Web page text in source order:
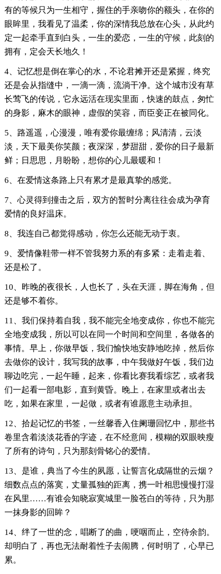
有的等候只为一生相守，握住的手亲吻你的额头，在你的
眼眸里，我看见了温柔，你的深情我总放在心头，从此约
定一起牵手直到白头，一生的爱恋，一生的守候，此刻的
拥有，定会天长地久！
4、记忆想是倒在掌心的水，不论君摊开还是紧握，终究
还是会从指缝中，一滴一滴，流淌干净。这个城市没有草
长莺飞的传说，它永远活在现实里面，快速的鼓点，匆忙
的身影，麻木的眼神，虚假的笑容，而臣妾正在被同化。
5、路遥遥，心漫漫，唯有爱你最缠绵；风清清，云淡
淡，天下最美你笑颜；夜深深，梦甜甜，爱你的日子最新
鲜；日思思，月盼盼，想你的心儿最暖和！
6、在爱情这条路上只有累才是最真挚的感觉。
7、心灵得到撞击之后，双方的暂时分离往往会成为孕育
爱情的良好温床。
8、我连自己都觉得感动，你怎么还能无动于衷。
9、爱情像鞋带一样不管我努力系的有多紧：走着走着、
还是松了。
10、昨晚的夜很长，人也长了，头在天涯，脚在海角，但
还是够不着你。
11、我们保持着自我，我不能完全地变成你，你也不能完
全地变成我，所以可以在同一个时间和空间里，各做各的
事情。早上，你做早饭，我们愉快地安静地吃掉，然后你
去做你的设计，我写我的故事，中午我做好午饭，我们边
聊边吃完，一起午睡，起来，你看比赛我看综艺，或者我
们一起看一部电影，直到黄昏。晚上，在家里或者出去
吃，如果在家里，一起做，或者有谁愿意主动承担。
12、拾起记忆的书签，一丝馨香入住阑珊回忆中，那些书
卷里含着淡淡花香的字迹，在不经意间，模糊的双眼映瘦
了所有的诗句，只为那刻骨铭心的爱情。
13、是谁，典当了今生的夙愿，让誓言化成隔世的云烟？
细数点点的落寞，丈量孤独的距离，携一叶相思慢慢打湿
在风里……有谁会知晓寂寞城里一脸苍白的等待，只为那
一抹身影的回眸？
14、绊了一世的念，唱断了的曲，哽咽而止，空待余韵。
却明白了，再也无法耐着性子去闹腾，何时明了，心早已
累。